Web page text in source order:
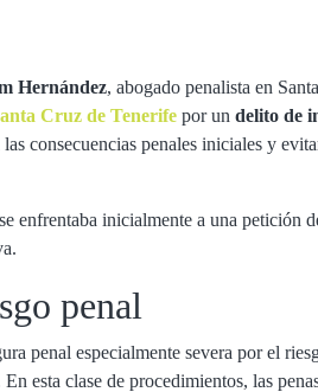
Hernández, abogado penalista en
Cruz de Tenerife por un delito de
consecuencias penales iniciales y
enfrentaba inicialmente a una petición
penal
penal especialmente severa por el
esta clase de procedimientos, las